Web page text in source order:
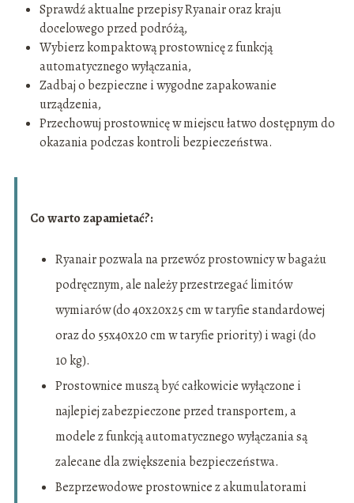
Sprawdź aktualne przepisy Ryanair oraz kraju
docelowego przed podróżą,
Wybierz kompaktową prostownicę z funkcją
automatycznego wyłączania,
Zadbaj o bezpieczne i wygodne zapakowanie
urządzenia,
Przechowuj prostownicę w miejscu łatwo dostępnym do
okazania podczas kontroli bezpieczeństwa.
Co warto zapamietać?:
Ryanair pozwala na przewóz prostownicy w bagażu
podręcznym, ale należy przestrzegać limitów
wymiarów (do 40x20x25 cm w taryfie standardowej
oraz do 55x40x20 cm w taryfie priority) i wagi (do
10 kg).
Prostownice muszą być całkowicie wyłączone i
najlepiej zabezpieczone przed transportem, a
modele z funkcją automatycznego wyłączania są
zalecane dla zwiększenia bezpieczeństwa.
Bezprzewodowe prostownice z akumulatorami